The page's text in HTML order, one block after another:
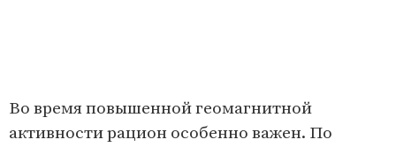
Во время повышенной геомагнитной
активности рацион особенно важен. По